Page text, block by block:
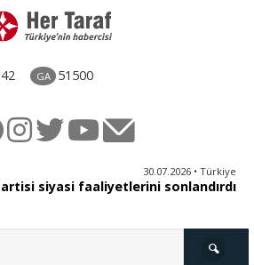
GA 51500
30.07.2026 • Türkiye
siyasi faaliyetlerini sonlandırdı